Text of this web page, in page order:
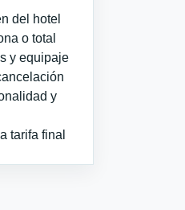
del hotel
o total
y equipaje
y
tarifa final